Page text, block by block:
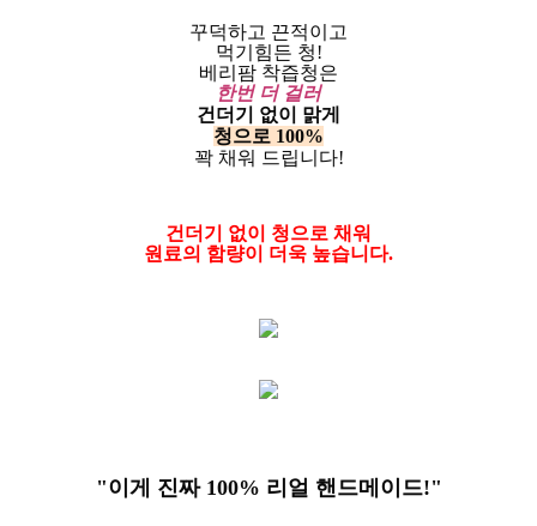
꾸덕하고 끈적이고
먹기힘든 청!
베리팜 착즙청은
한번 더 걸러
건더기 없이 맑게
청으로 100%
꽉 채워 드립니다!
건더기 없이 청으로 채워
원료의 함량이 더욱 높습니다.
"이게 진짜 100% 리얼 핸드메이드!"